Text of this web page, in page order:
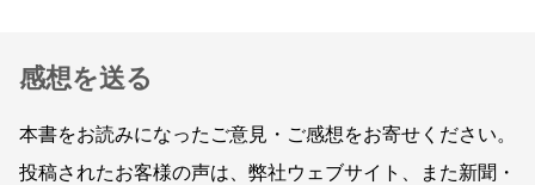
感想を送る
本書をお読みになったご意見・ご感想をお寄せください。
投稿されたお客様の声は、弊社ウェブサイト、また新聞・